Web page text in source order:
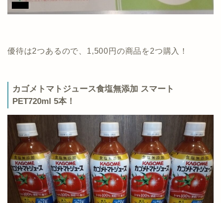
優待は2つあるので、1,500円の商品を2つ購入！
カゴメトマトジュース食塩無添加 スマート
PET720ml 5本！